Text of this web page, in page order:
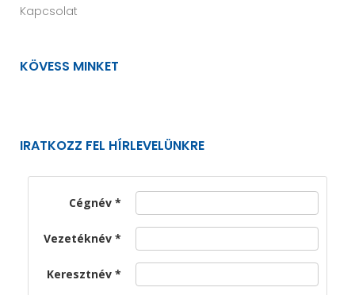
Kapcsolat
KÖVESS MINKET
IRATKOZZ FEL HÍRLEVELÜNKRE
Cégnév
Vezetéknév
Keresztnév